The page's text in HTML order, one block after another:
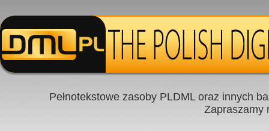
Pełnotekstowe zasoby PLDML oraz innych
Zapraszamy